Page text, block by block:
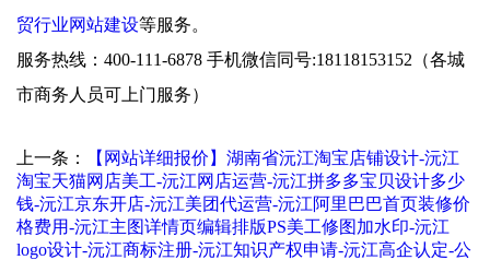
贸行业网站建设等服务。
服务热线：400-111-6878 手机微信同号:18118153152（各城
市商务人员可上门服务）
上一条：
【网站详细报价】湖南省沅江淘宝店铺设计-沅江
淘宝天猫网店美工-沅江网店运营-沅江拼多多宝贝设计多少
钱-沅江京东开店-沅江美团代运营-沅江阿里巴巴首页装修价
格费用-沅江主图详情页编辑排版PS美工修图加水印-沅江
logo设计-沅江商标注册-沅江知识产权申请-沅江高企认定-公